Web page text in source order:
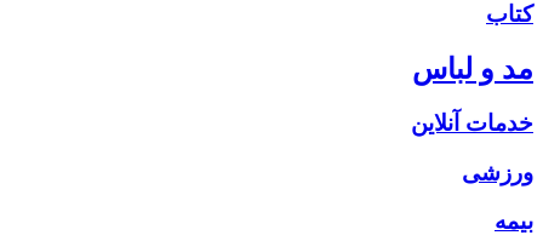
کتاب
مد و لباس
خدمات آنلاین
ورزشی
بیمه